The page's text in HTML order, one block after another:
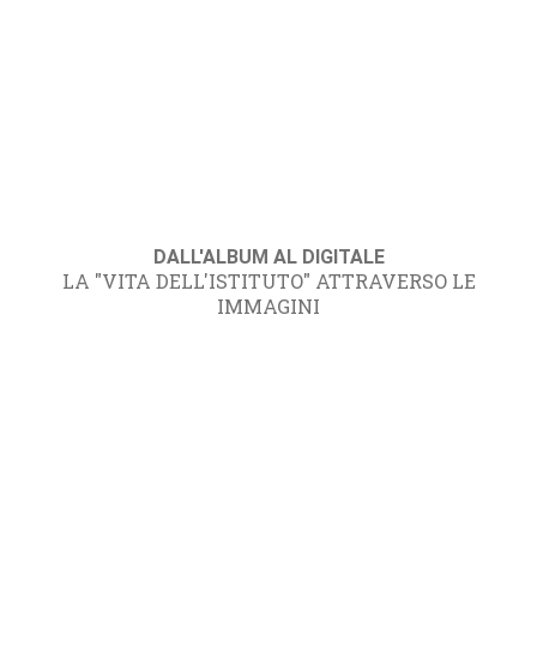
DALL'ALBUM AL DIGITALE
LA "VITA DELL'ISTITUTO" ATTRAVERSO LE
IMMAGINI